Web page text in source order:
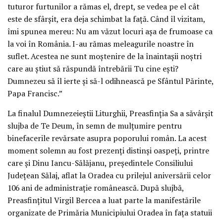
tuturor furtunilor a rămas el, drept, se vedea pe el cât
este de sfârșit, era deja schimbat la față. Când îl vizitam,
îmi spunea mereu: Nu am văzut locuri așa de frumoase ca
la voi în România. I-au rămas meleagurile noastre în
suflet. Acestea ne sunt moștenire de la înaintașii noștri
care au știut să răspundă întrebării Tu cine ești?
Dumnezeu să îl ierte și să-l odihnească pe Sfântul Părinte,
Papa Francisc.”
La finalul Dumnezeieștii Liturghii, Preasfinția Sa a săvârșit
slujba de Te Deum, în semn de mulțumire pentru
binefacerile revărsate asupra poporului român. La acest
moment solemn au fost prezenți distinși oaspeți, printre
care și Dinu Iancu-Sălăjanu, președintele Consiliului
Județean Sălaj, aflat la Oradea cu prilejul aniversării celor
106 ani de administrație românească. După slujbă,
Preasfințitul Virgil Bercea a luat parte la manifestările
organizate de Primăria Municipiului Oradea în fața statuii